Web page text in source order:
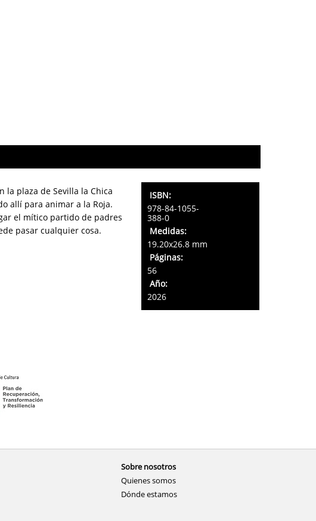
la plaza de Sevilla la Chica
allí para animar a la Roja.
el mítico partido de padres
pasar cualquier cosa.
ISBN:
978-84-1055-
388-0
Medidas:
19.20x26.8 mm
Páginas:
56
Año:
2026
Sobre nosotros
Quienes somos
Dónde estamos